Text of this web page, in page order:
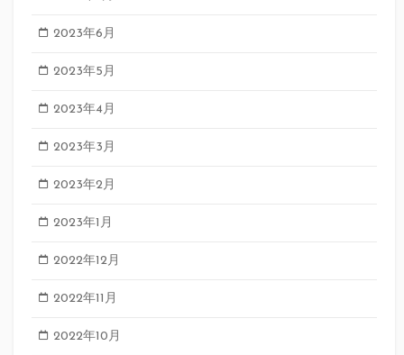
2023年6月
2023年5月
2023年4月
2023年3月
2023年2月
2023年1月
2022年12月
2022年11月
2022年10月